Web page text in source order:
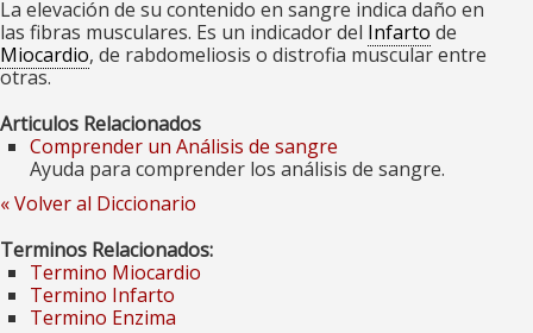
La elevación de su contenido en sangre indica daño en
las fibras musculares. Es un indicador del Infarto de
Miocardio, de rabdomeliosis o distrofia muscular entre
otras.
Articulos Relacionados
Comprender un Análisis de sangre
Ayuda para comprender los análisis de sangre.
« Volver al Diccionario
Terminos Relacionados:
Termino Miocardio
Termino Infarto
Termino Enzima